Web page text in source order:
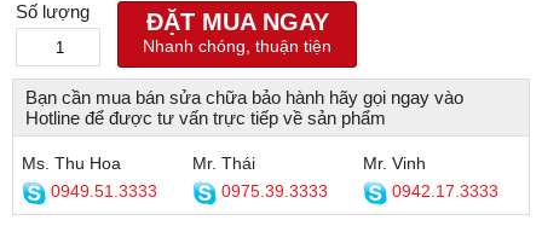
Số lượng ĐẶT MUA NGAY
Nhanh chóng, thuận tiện
Bạn cần mua bán sửa chữa bảo hành hãy gọi ngay vào
Hotline để được tư vấn trực tiếp về sản phẩm
Ms. Thu Hoa
0949.51.3333
Mr. Thái
0975.39.3333
Mr. Vinh
0942.17.3333